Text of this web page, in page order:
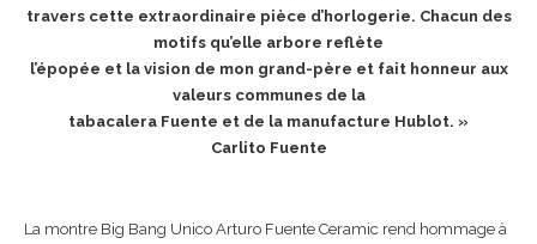
travers cette extraordinaire pièce d’horlogerie. Chacun des
motifs qu’elle arbore reflète
l’épopée et la vision de mon grand-père et fait honneur aux
valeurs communes de la
tabacalera Fuente et de la manufacture Hublot. »
Carlito Fuente
La montre Big Bang Unico Arturo Fuente Ceramic rend hommage à